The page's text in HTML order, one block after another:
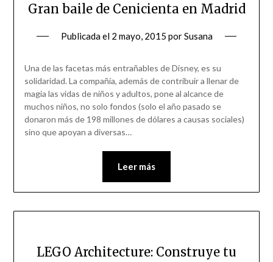
Gran baile de Cenicienta en Madrid
Publicada el 2 mayo, 2015 porSusana
Una de las facetas más entrañables de Disney, es su
solidaridad. La compañía, además de contribuir a llenar de
magia las vidas de niños y adultos, pone al alcance de
muchos niños, no solo fondos (solo el año pasado se
donaron más de 198 millones de dólares a causas sociales)
sino que apoyan a diversas…
Leer más
LEGO Architecture: Construye tu